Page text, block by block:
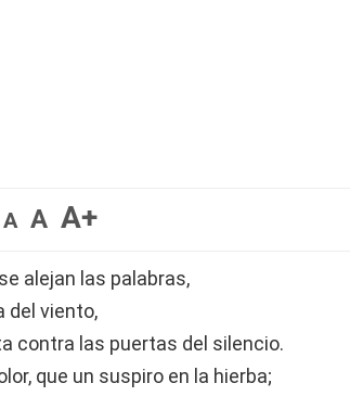
A A A+
alejan las palabras,
del viento,
contra las puertas del silencio.
que un suspiro en la hierba;